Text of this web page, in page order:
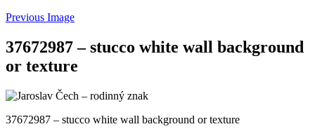
Previous Image
37672987 – stucco white wall background
or texture
37672987 – stucco white wall background or texture